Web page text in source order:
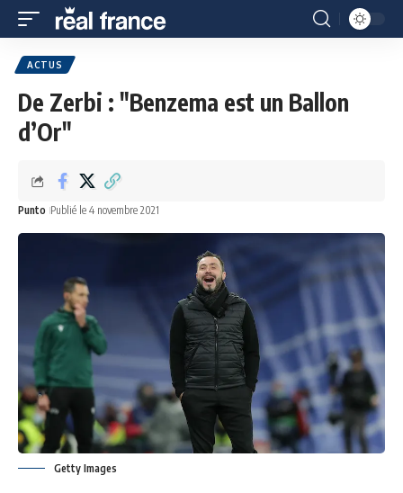
ACTUS
De Zerbi : "Benzema est un Ballon
d’Or"
Punto Publié le 4 novembre 2021
Getty Images